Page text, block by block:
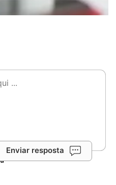
Enviar resposta